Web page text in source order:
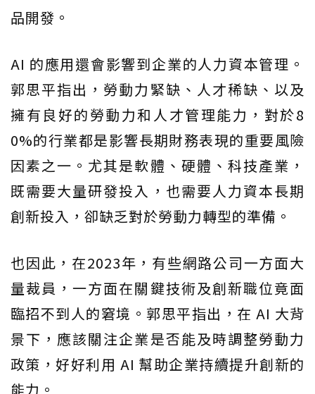
品開發。
AI 的應用還會影響到企業的人力資本管理。
郭思平指出，勞動力緊缺、人才稀缺、以及
擁有良好的勞動力和人才管理能力，對於8
0%的行業都是影響長期財務表現的重要風險
因素之一。尤其是軟體、硬體、科技產業，
既需要大量研發投入，也需要人力資本長期
創新投入，卻缺乏對於勞動力轉型的準備。
也因此，在2023年，有些網路公司一方面大
量裁員，一方面在關鍵技術及創新職位竟面
臨招不到人的窘境。郭思平指出，在 AI 大背
景下，應該關注企業是否能及時調整勞動力
政策，好好利用 AI 幫助企業持續提升創新的
能力。